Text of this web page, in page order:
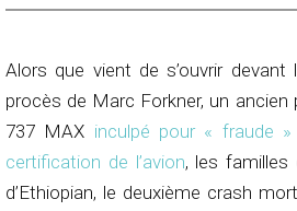
Alors que vient de s’ouvrir
procès de Marc Forkner, un ancien
737 MAX inculpé pour « fraude
certification de l’avion, les
d’Ethiopian, le deuxième crash